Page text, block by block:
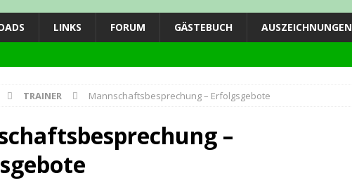
LINKS FORUM GÄSTEBUCH AUSZEICHNUNGEN
TRAINER Mannschaftsbesprechung – Erfolgsgebote
–